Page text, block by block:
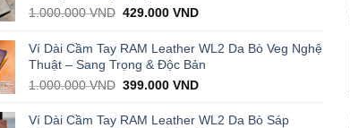
1.000.000VND Original
was:
1.000.000 VND.
429.000VNDCurrent
is:
429.000 VND.
Ví Dài Cầm Tay RAM Leather WL2 Da Bò Veg Nghệ
Thuật – Sang Trọng & Độc Bản
1.000.000VND Original
was:
399.000VNDCurrent
is:
Ví Dài Cầm Tay RAM Leather WL2 Da Bò Sáp